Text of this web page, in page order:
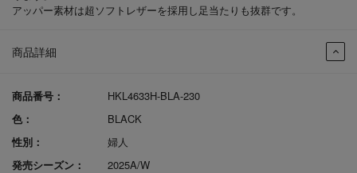
商品詳細
商品番号：
HKL4633H-BLA-230
色：
BLACK
性別：
婦人
発売シーズン：
2025A/W
アッパー素材は超ソフトレザーを採用し足当たりも抜群です。